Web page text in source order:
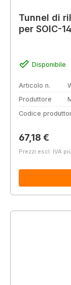
Tunnel di
per SOIC-14
Disponibile
Articolo n.
Produttore
Codice
Prezzo
67,18 €
Prezzi escl. IVA